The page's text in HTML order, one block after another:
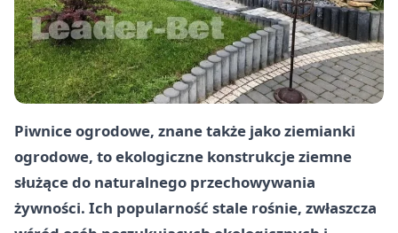
Piwnice ogrodowe, znane także jako ziemianki
ogrodowe, to ekologiczne konstrukcje ziemne
służące do naturalnego przechowywania
żywności. Ich popularność stale rośnie, zwłaszcza